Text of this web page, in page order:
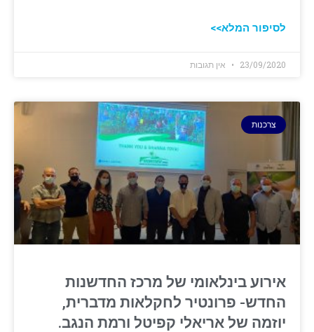
לסיפור המלא>>
23/09/2020 אין תגובות
צרכנות
אירוע בינלאומי של מרכז החדשנות
החדש- פרונטיר לחקלאות מדברית,
יוזמה של אריאלי קפיטל ורמת הנגב.